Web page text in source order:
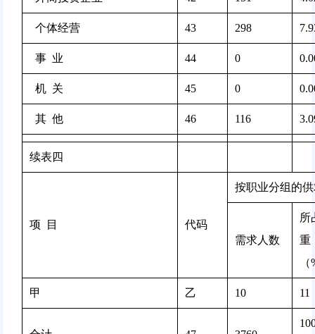
个体经营 43 298
事  业 44 0
机  关 45 0
其  他 46 116
续表四
项  目 代码
按职业分组的
需求人数
所
重
甲 乙 10 11